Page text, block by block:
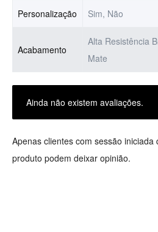
Personalização Sim, Não
Acabamento
Alta Resistência
Mate
Ainda não existem avaliações.
Apenas clientes com sessão
produto podem deixar opinião.